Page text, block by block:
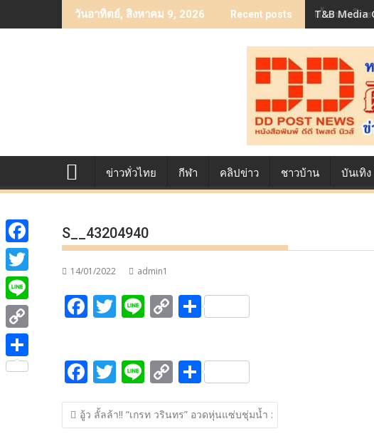
to
วันอาทิตย์, สิงหาคม 9, 2026 Recent posts T&B Media
เบื้องหลังโภ
ข่าวทั่วไทย กีฬา คลิปข่าว ชาวบ้าน บันเทิง
S__43204940
14/01/2022 admin1
F
ac
b
o
o
T
w
er
Li
n
C
o
y
Li
n
S
h
e
F
ac
e
T
w
itt
Li
n
e
C
o
p
S
h
ar
แนะแนว
เรื่อง
อู้ว ลั้ลล้า!! “เกรท วรินทร” อวดหุ่นแซ่บชุ่มน้ำ :
F
a
c
e
b
o
T
w
i
t
t
L
i
n
C
o
S